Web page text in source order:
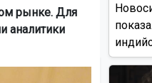
рынке. Для
аналитики